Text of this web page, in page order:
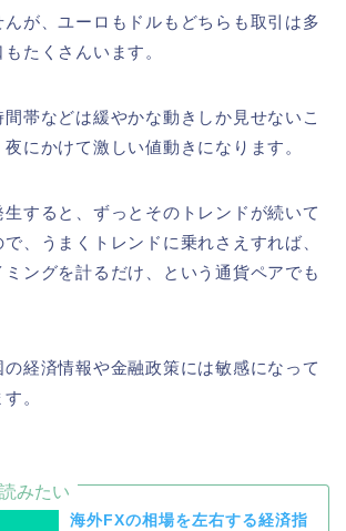
んが、ユーロもドルもどちらも取引は多
たくさんいます。
帯などは緩やかな動きしか見せないこ
にかけて激しい値動きになります。
すると、ずっとそのトレンドが続いて
、うまくトレンドに乗れさえすれば、
ングを計るだけ、という通貨ペアでも
経済情報や金融政策には敏感になって
。
海外FXの相場を左右する経済指